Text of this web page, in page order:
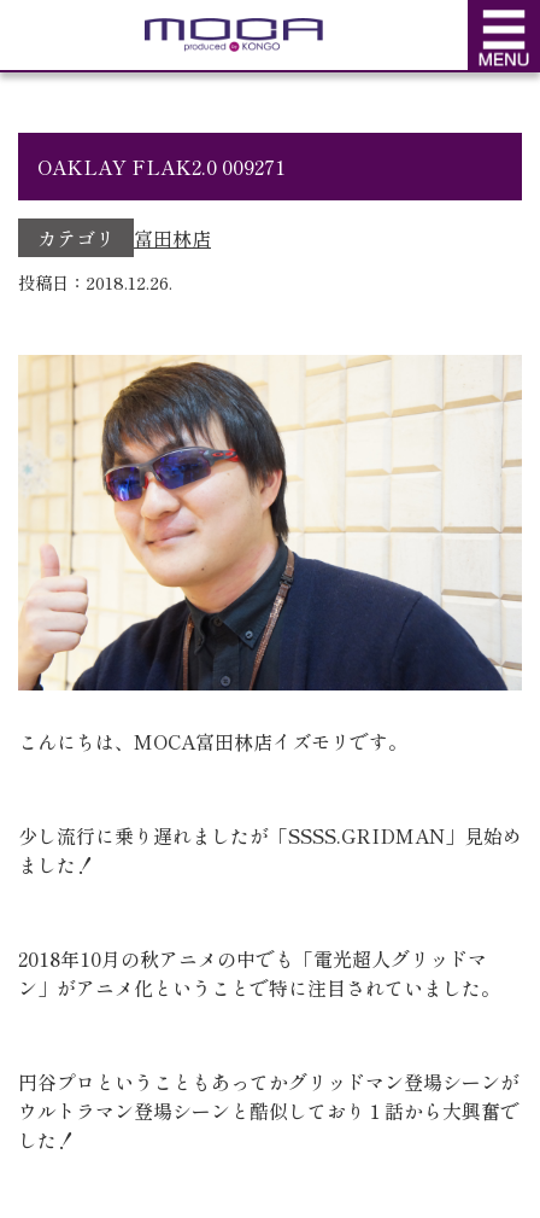
BLOG
OAKLAY FLAK2.0 009271
カテゴリ 富田林店
投稿日：2018.12.26.
こんにちは、MOCA富田林店イズモリです。
少し流行に乗り遅れましたが「SSSS.GRIDMAN」見始め
ました！
2018年10月の秋アニメの中でも「電光超人グリッドマ
ン」がアニメ化ということで特に注目されていました。
円谷プロということもあってかグリッドマン登場シーンが
ウルトラマン登場シーンと酷似しており１話から大興奮で
した！